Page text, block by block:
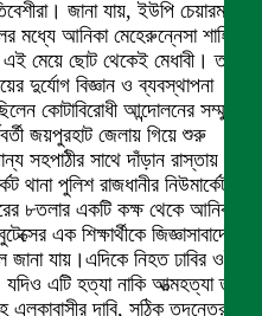
জানা যায়, ইউপি চেয়ারম্যান
আনিকা মেহেরুন্নেসা শাহি
মেয়ে ছোট থেকেই মেধাবী। তাই
দুর্যোগ বিজ্ঞান ও ব্যবস্থাপনা
কোটাবিরোধী আন্দোলনের সম্মুখ
জয়পুরহাট জেলায় গিয়ে শুরু
সহপাঠীর সাথে দাঁড়ান রাস্তায়।
থানা পুলিশ রাজধানীর নিউমার্কেট
৮তলার একটি কক্ষ থেকে আনিকার
এক শিক্ষার্থীকে জিজ্ঞাসাবাদের
যায়।এদিকে নিহত ঢাবির ওই
এটি হত্যা নাকি আত্মহত্যা তা
এলকাবাসীর দাবি, সঠিক তদন্তের